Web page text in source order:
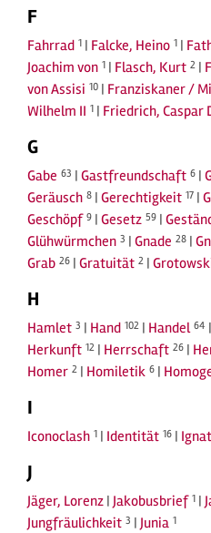
F
Fahrrad 1 | Falcke, Heino 1 |
Joachim von 1 | Flasch, Kurt 2 |
von Assisi 10 | Franziskaner /
Wilhelm II 1 | Friedrich, Caspar
G
Gabe 63 | Gastfreundschaft 6 |
Geräusch 8 | Gerechtigkeit 17 |
Geschöpf 9 | Gesetz 59 |
Glühwürmchen 3 | Gnade 28 |
Grab 26 | Gratuität 2 |
H
Hamlet 3 | Hand 102 | Handel 64 |
Herkunft 12 | Herrschaft 26 |
Homer 2 | Homiletik 6 |
I
Iconoclash 1 | Identität 16 |
J
Jäger, Lorenz | Jakobusbrief 1 |
Jungfräulichkeit 3 | Junia 1